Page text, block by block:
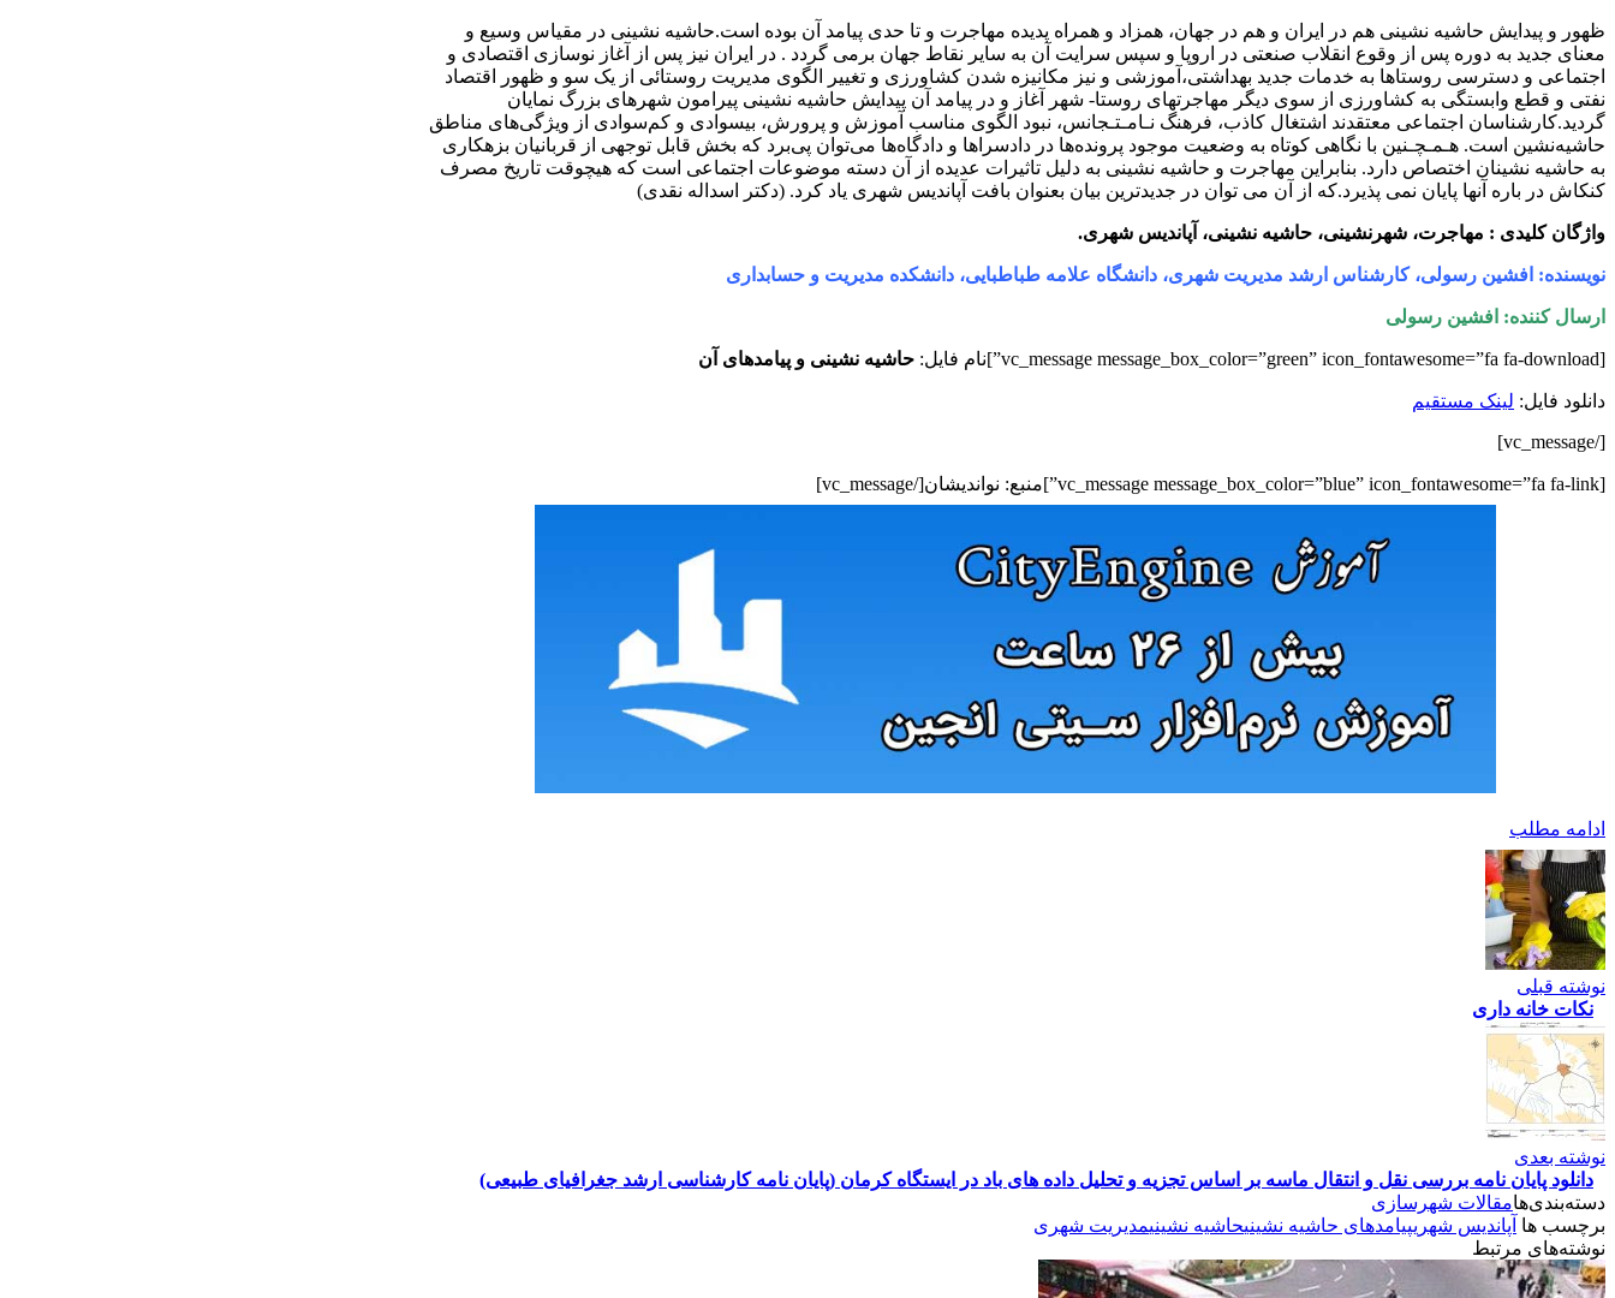
ظهور و پیدایش حاشیه نشینی هم در ایران و هم در جهان، همزاد و همراه پدیده مهاجرت و تا حدی پیامد آن بوده است.حاشیه نشینی در مقیاس وسیع و
معنای جدید به دوره پس از وقوع انقلاب صنعتی در اروپا و سپس سرایت آن به سایر نقاط جهان برمی گردد . در ایران نیز پس از آغاز نوسازی اقتصادی و
اجتماعی و دسترسی روستاها به خدمات جدید بهداشتی،آموزشی و نیز مکانیزه شدن کشاورزی و تغییر الگوی مدیریت روستائی از یک سو و ظهور اقتصاد
نفتی و قطع وابستگی به کشاورزی از سوی دیگر مهاجرتهای روستا- شهر آغاز و در پیامد آن پیدایش حاشیه نشینی پیرامون شهرهای بزرگ نمایان
گردید.کارشناسان اجتماعی معتقدند اشتغال کاذب، فرهنگ نـامـتـجانس، نبود الگوی مناسب آموزش و پرورش، بیسوادی و ‌کم‌سوادی از ویژگی‌های مناطق
حاشیه‌نشین است. هـمـچـنین با نگاهی کوتاه به وضعیت موجود پرونده‌ها در دادسراها و دادگاه‌ها می‌توان پی‌برد که بخش قابل توجهی از قربانیان بزهکاری
به ‌حاشیه نشینان اختصاص دارد. بنابراین مهاجرت و حاشیه نشینی به دلیل تاثیرات عدیده از آن دسته موضوعات اجتماعی است که هیچوقت تاریخ مصرف
کنکاش در باره آنها پایان نمی پذیرد.که از آن می توان در جدیدترین بیان بعنوان بافت آپاندیس شهری یاد کرد. (دکتر اسداله نقدی)
واژگان کلیدی : مهاجرت، شهرنشینی، حاشیه نشینی، آپاندیس شهری.
نویسنده: افشین رسولی، کارشناس ارشد مدیریت شهری، دانشگاه علامه طباطبایی، دانشکده مدیریت و حسابداری
ارسال کننده: افشین رسولی
[vc_message message_box_color=”green” icon_fontawesome=”fa fa-download”]نام فایل: حاشیه نشینی و پیامدهای آن
دانلود فایل: لینک مستقیم
[/vc_message]
[vc_message message_box_color=”blue” icon_fontawesome=”fa fa-link”]منبع: نواندیشان[/vc_message]
ادامه مطلب
نوشته قبلی
نکات خانه داری
نوشته بعدی
دانلود پایان نامه بررسی نقل و انتقال ماسه بر اساس تجزیه و تحلیل داده های باد در ایستگاه کرمان (پایان نامه کارشناسی ارشد جغرافیای طبیعی)
دسته‌بندی‌هامقالات شهرسازی
برچسب ها آپاندیس شهریپیامدهای حاشیه نشینیحاشیه نشینیمدیریت شهری
نوشته‌های مرتبط